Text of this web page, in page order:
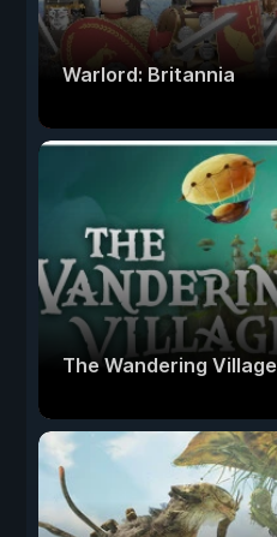
Warlord: Britannia
The Wandering Village